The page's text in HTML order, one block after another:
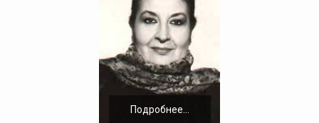
Подробнее...